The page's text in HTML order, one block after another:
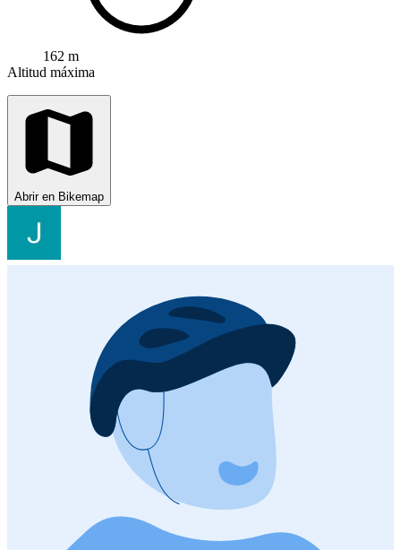
162 m
Altitud máxima
Abrir en Bikemap